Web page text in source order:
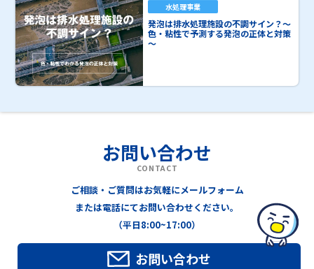
水処理事業
発泡は排水処理施設の不調サイン？～
色・粘性で予測する発泡の正体と対策
～
お問い合わせ
CONTACT
ご相談・ご質問はお気軽にメールフォーム
または電話にてお問い合わせください。
（平日8:00~17:00）
お問い合わせ